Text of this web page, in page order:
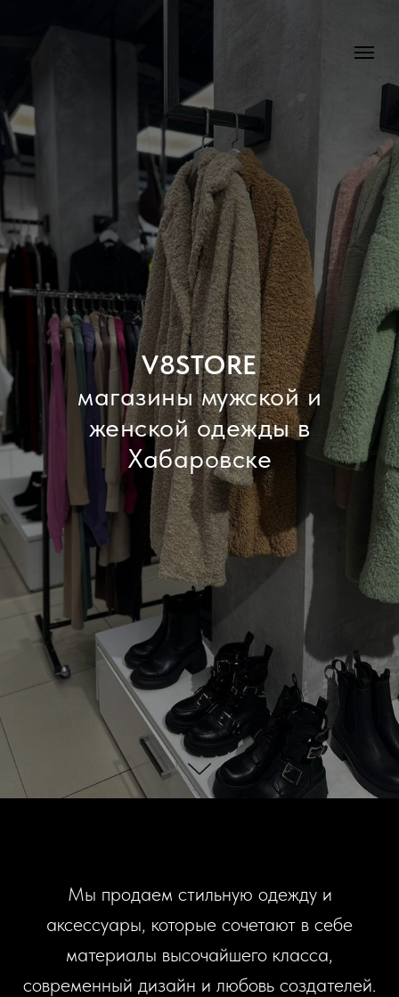
V8STORE
магазины мужской и
женской одежды в
Хабаровске
Мы продаем стильную одежду и
аксессуары, которые сочетают в себе
материалы высочайшего класса,
современный дизайн и любовь создателей.